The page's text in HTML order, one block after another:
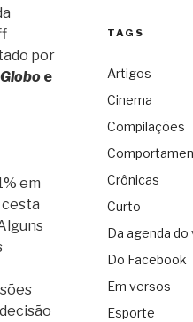
por
e
em
cesta
TAGS
Artigos
Cinema
Compilações
Crônicas
Curto
Da agenda do
Do Facebook
Em versos
Esporte